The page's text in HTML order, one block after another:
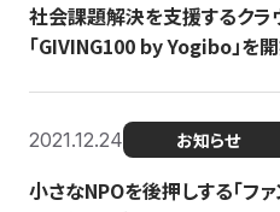
社会課題解決を支援するクラ
「GIVING100 by Yogibo」を
2021.12.24 お知らせ
小さなNPOを後押しする「フ